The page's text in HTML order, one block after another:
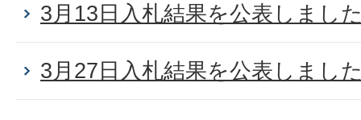
3月13日入札結果を公表しまし
3月27日入札結果を公表しまし